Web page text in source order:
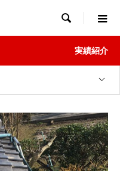

実績紹介